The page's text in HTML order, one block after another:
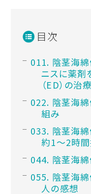
目次
1. 陰茎海綿
ニスに薬剤
（ED）の治
2. 陰茎海綿
組み
3. 陰茎海綿
約1～2時間
4. 陰茎海綿
5. 陰茎海綿
人の感想